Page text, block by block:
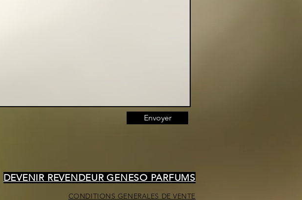
Envoyer
DEVENIR REVENDEUR GENESO PARFUMS
CONDITIONS GENERALES DE VENTE